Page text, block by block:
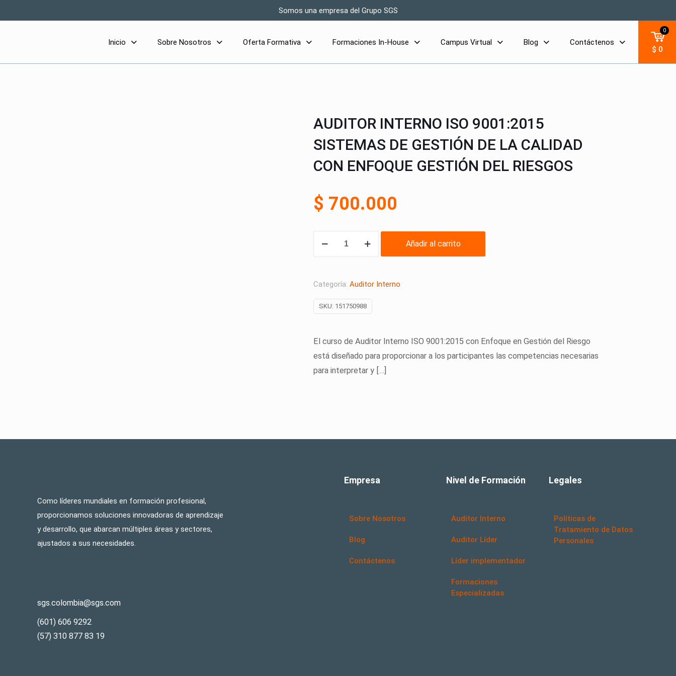
Somos una empresa del Grupo SGS
Inicio Sobre Nosotros Oferta Formativa Formaciones In-House Campus Virtual Blog Contáctenos
0
$ 0
AUDITOR INTERNO ISO 9001:2015
SISTEMAS DE GESTIÓN DE LA CALIDAD
CON ENFOQUE GESTIÓN DEL RIESGOS
$ 700.000
9001:2015
DE
DE
Añadir al carrito
Categoría: Auditor Interno
SKU: 151750988
El curso de Auditor Interno ISO 9001:2015 con Enfoque en Gestión del Riesgo
está diseñado para proporcionar a los participantes las competencias necesarias
para interpretar y […]
Como líderes mundiales en formación profesional,
proporcionamos soluciones innovadoras de aprendizaje
y desarrollo, que abarcan múltiples áreas y sectores,
ajustados a sus necesidades.
sgs.colombia@sgs.com
(601) 606 9292
(57) 310 877 83 19
Empresa
Sobre Nosotros
Blog
Contáctenos
Nivel de Formación
Auditor Interno
Auditor Líder
Líder implementador
Formaciones
Especializadas
Legales
Políticas de
Tratamiento de Datos
Personales